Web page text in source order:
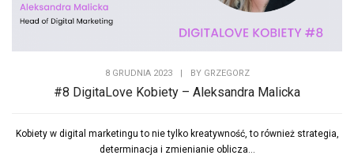
8 GRUDNIA 2023 | BY GRZEGORZ
#8 DigitaLove Kobiety – Aleksandra Malicka
Kobiety w digital marketingu to nie tylko kreatywność, to również strategia,
determinacja i zmienianie oblicza...